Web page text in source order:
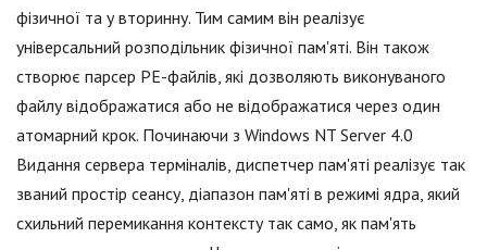
фізичної та у вторинну. Тим самим він реалізує
універсальний розподільник фізичної пам'яті. Він також
створює парсер PE-файлів, які дозволяють виконуваного
файлу відображатися або не відображатися через один
атомарний крок. Починаючи з Windows NT Server 4.0
Видання сервера терміналів, диспетчер пам'яті реалізує так
званий простір сеансу, діапазон пам'яті в режимі ядра, який
схильний перемикання контексту так само, як пам'ять